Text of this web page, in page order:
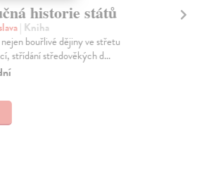
historie států
| Kniha
bouřlivé dějiny ve střetu
střídání středověkých d...